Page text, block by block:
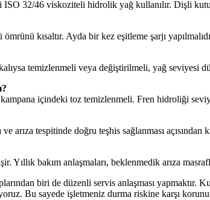
32/46 viskoziteli hidrolik yağ kullanılır. Dişli
kısaltır. Ayda bir kez eşitleme şarjı
temizlenmeli veya değiştirilmeli, yağ seviyesi
kampana içindeki toz temizlenmeli. Fren hidroliği
ve arıza tespitinde doğru teşhis sağlanması
Yıllık bakım anlaşmaları, beklenmedik arıza
biri de düzenli servis anlaşması
Bu sayede işletmeniz durma riskine karşı